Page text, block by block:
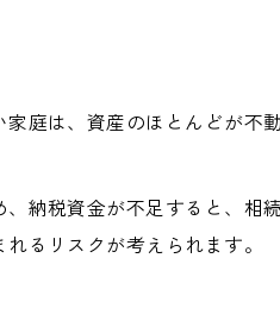
庭は、資産のほとんどが不
納税資金が不足すると、相
るリスクが考えられます。